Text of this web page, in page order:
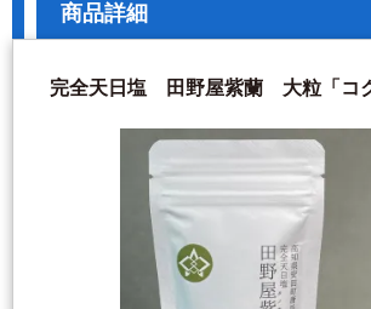
商品詳細
完全天日塩 田野屋紫蘭 大粒「コ